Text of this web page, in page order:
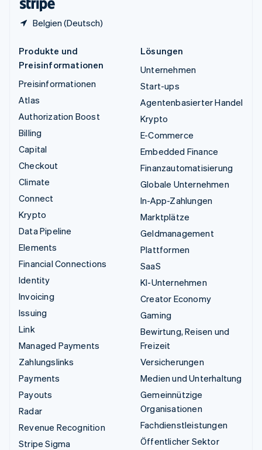
Belgien (Deutsch)
Produkte und
Preisinformationen
Preisinformationen
Atlas
Authorization Boost
Billing
Capital
Checkout
Climate
Connect
Krypto
Data Pipeline
Elements
Financial Connections
Identity
Invoicing
Issuing
Link
Managed Payments
Zahlungslinks
Payments
Payouts
Radar
Revenue Recognition
Stripe Sigma
Lösungen
Unternehmen
Start-ups
Agentenbasierter Handel
Krypto
E-Commerce
Embedded Finance
Finanzautomatisierung
Globale Unternehmen
In-App-Zahlungen
Marktplätze
Geldmanagement
Plattformen
SaaS
KI-Unternehmen
Creator Economy
Gaming
Bewirtung, Reisen und
Freizeit
Versicherungen
Medien und Unterhaltung
Gemeinnützige
Organisationen
Fachdienstleistungen
Öffentlicher Sektor